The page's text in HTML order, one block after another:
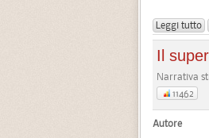
Leggi tutto
Il
Narrativa
11462
Autore